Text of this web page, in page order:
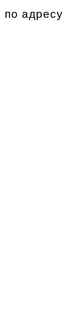
по адресу